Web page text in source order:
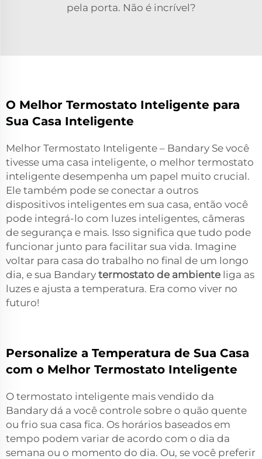
pela porta. Não é incrível?
O Melhor Termostato Inteligente para
Sua Casa Inteligente
Melhor Termostato Inteligente – Bandary Se você
tivesse uma casa inteligente, o melhor termostato
inteligente desempenha um papel muito crucial.
Ele também pode se conectar a outros
dispositivos inteligentes em sua casa, então você
pode integrá-lo com luzes inteligentes, câmeras
de segurança e mais. Isso significa que tudo pode
funcionar junto para facilitar sua vida. Imagine
voltar para casa do trabalho no final de um longo
dia, e sua Bandary termostato de ambiente liga as
luzes e ajusta a temperatura. Era como viver no
futuro!
Personalize a Temperatura de Sua Casa
com o Melhor Termostato Inteligente
O termostato inteligente mais vendido da
Bandary dá a você controle sobre o quão quente
ou frio sua casa fica. Os horários baseados em
tempo podem variar de acordo com o dia da
semana ou o momento do dia. Ou, se você preferir